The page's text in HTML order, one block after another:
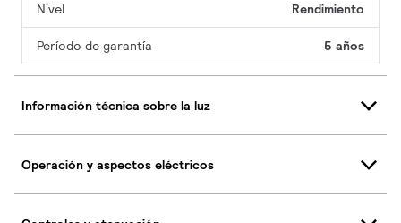
Nivel Rendimiento
Período de garantía 5 años
Información técnica sobre la luz
Operación y aspectos eléctricos